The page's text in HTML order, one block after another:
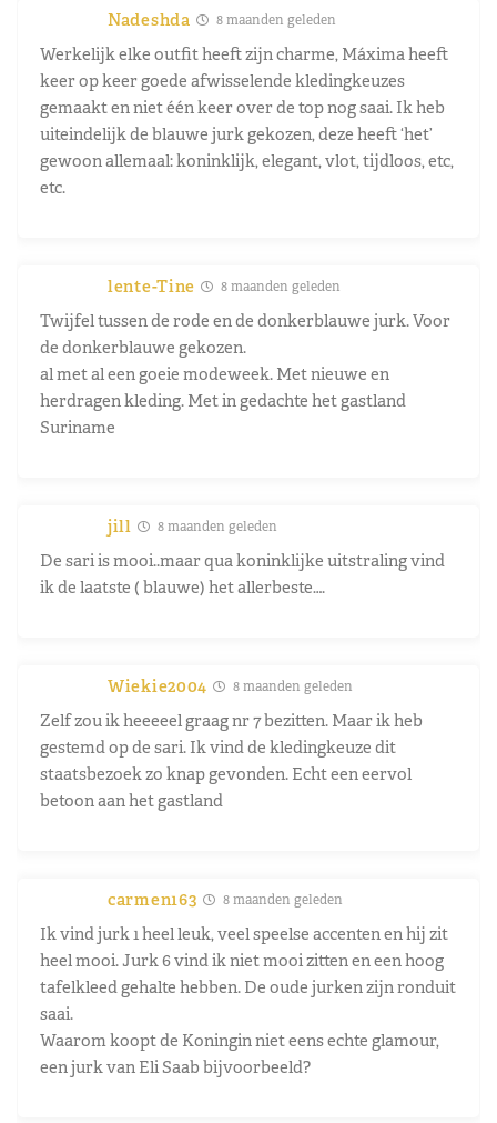
Nadeshda 8 maanden geleden
Werkelijk elke outfit heeft zijn charme, Máxima heeft
keer op keer goede afwisselende kledingkeuzes
gemaakt en niet één keer over de top nog saai. Ik heb
uiteindelijk de blauwe jurk gekozen, deze heeft ‘het’
gewoon allemaal: koninklijk, elegant, vlot, tijdloos, etc,
etc.
lente-Tine 8 maanden geleden
Twijfel tussen de rode en de donkerblauwe jurk. Voor
de donkerblauwe gekozen.
al met al een goeie modeweek. Met nieuwe en
herdragen kleding. Met in gedachte het gastland
Suriname
jill 8 maanden geleden
De sari is mooi..maar qua koninklijke uitstraling vind
ik de laatste ( blauwe) het allerbeste….
Wiekie2004 8 maanden geleden
Zelf zou ik heeeeel graag nr 7 bezitten. Maar ik heb
gestemd op de sari. Ik vind de kledingkeuze dit
staatsbezoek zo knap gevonden. Echt een eervol
betoon aan het gastland
carmen163 8 maanden geleden
Ik vind jurk 1 heel leuk, veel speelse accenten en hij zit
heel mooi. Jurk 6 vind ik niet mooi zitten en een hoog
tafelkleed gehalte hebben. De oude jurken zijn ronduit
saai.
Waarom koopt de Koningin niet eens echte glamour,
een jurk van Eli Saab bijvoorbeeld?